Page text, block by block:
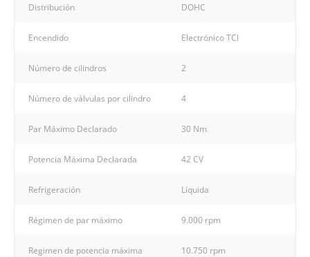
Distribución DOHC
Encendido Electrónico TCI
Número de cilindros 2
Número de válvulas por cilindro 4
Par Máximo Declarado 30 Nm
Potencia Máxima Declarada 42 CV
Refrigeración Líquida
Régimen de par máximo 9.000 rpm
Regimen de potencia máxima 10.750 rpm